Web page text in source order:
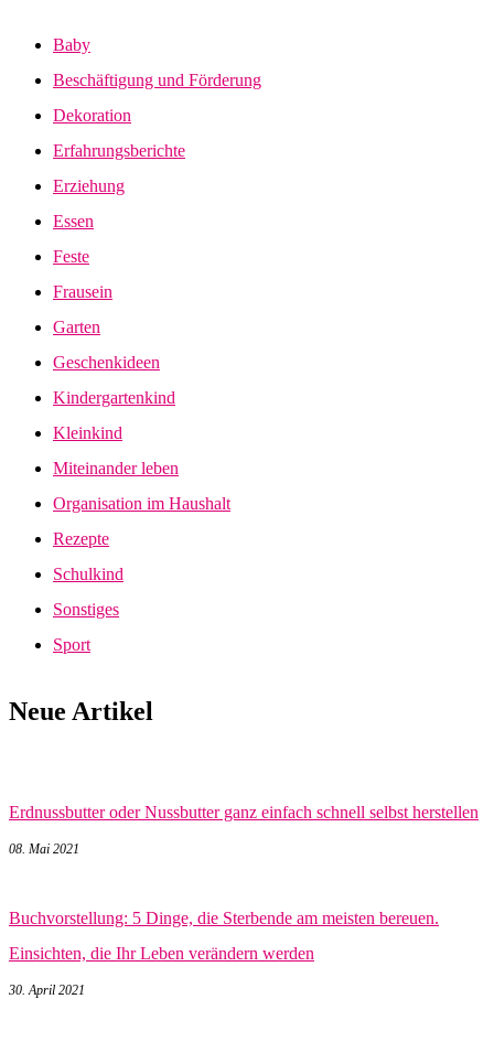
Baby
Beschäftigung und Förderung
Dekoration
Erfahrungsberichte
Erziehung
Essen
Feste
Frausein
Garten
Geschenkideen
Kindergartenkind
Kleinkind
Miteinander leben
Organisation im Haushalt
Rezepte
Schulkind
Sonstiges
Sport
Neue Artikel
Erdnussbutter oder Nussbutter ganz einfach schnell selbst herstellen
08. Mai 2021
Buchvorstellung: 5 Dinge, die Sterbende am meisten bereuen.
Einsichten, die Ihr Leben verändern werden
30. April 2021